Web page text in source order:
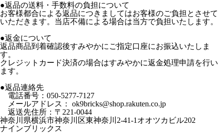
●返品の送料・手数料の負担について
お客様都合による返品につきましてはお客様のご負担とさせて
いただきます。当店不備による場合は当方で負担いたします。
●返金について
返品商品到着確認後すみやかにご指定口座にお振込いたしま
す。
クレジットカード決済の場合はすみやかに返金処理申請を行い
ます。
●返品連絡先
電話番号：050-5277-7127
メールアドレス： ok9bricks@shop.rakuten.co.jp
返送先住所：〒221-0044
神奈川県横浜市神奈川区東神奈川2-41-1オオツカビル202
ナインブリックス